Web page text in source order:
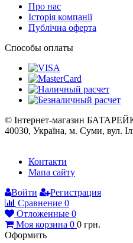
Про нас
Історія компанії
Публічна оферта
Способы оплаты
© Інтернет-магазин
40030, Україна, м. Суми, вул.
Контакти
Мапа сайту
Войти
Регистрация
Сравнение 0
Отложенные 0
Моя корзина 0 0 грн.
Оформить